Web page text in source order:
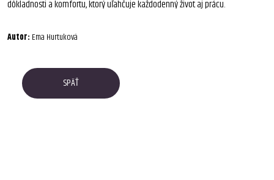
dôkladnosti a komfortu, ktorý uľahčuje každodenný život aj prácu.
Autor: Ema Hurtuková
SPÄŤ